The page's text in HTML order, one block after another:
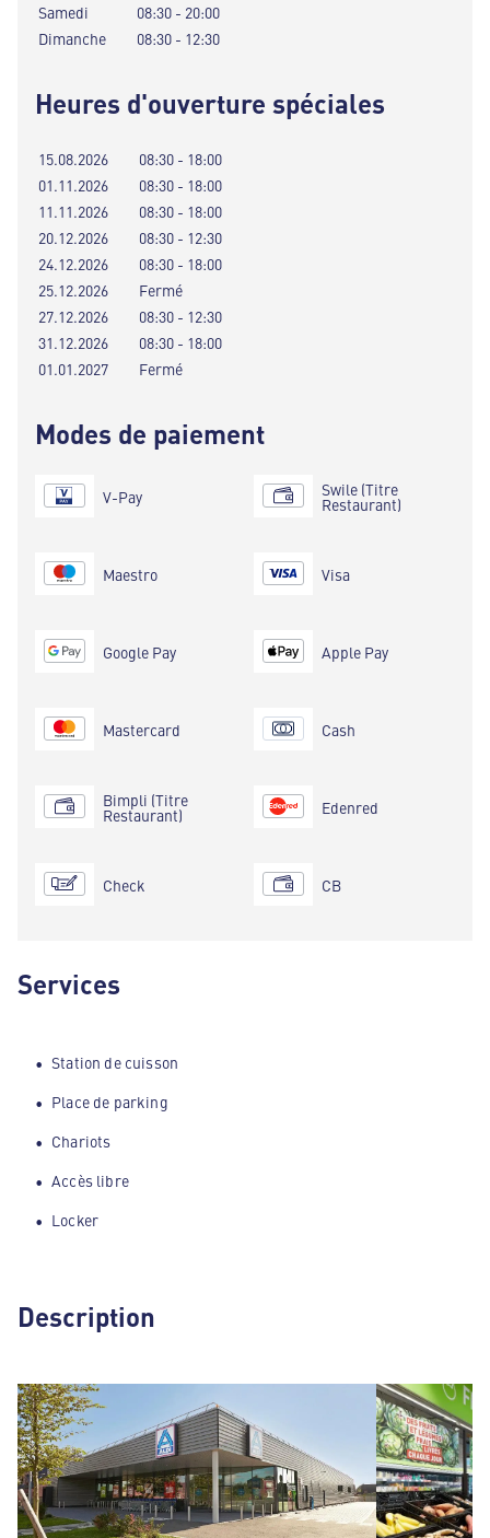
Samedi
08:30 - 20:00
Dimanche
08:30 - 12:30
Heures d'ouverture spéciales
15.08.2026
08:30 - 18:00
01.11.2026
08:30 - 18:00
11.11.2026
08:30 - 18:00
20.12.2026
08:30 - 12:30
24.12.2026
08:30 - 18:00
25.12.2026
Fermé
27.12.2026
08:30 - 12:30
31.12.2026
08:30 - 18:00
01.01.2027
Fermé
Modes de paiement
V-Pay
Maestro
Google Pay
Mastercard
Bimpli (Titre
Restaurant)
Check
Swile (Titre
Restaurant)
Visa
Apple Pay
Cash
Edenred
CB
Services
Station de cuisson
Place de parking
Chariots
Accès libre
Locker
Description